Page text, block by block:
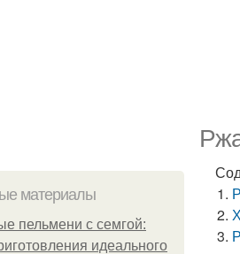
материалы
пельмени с семгой:
идеального